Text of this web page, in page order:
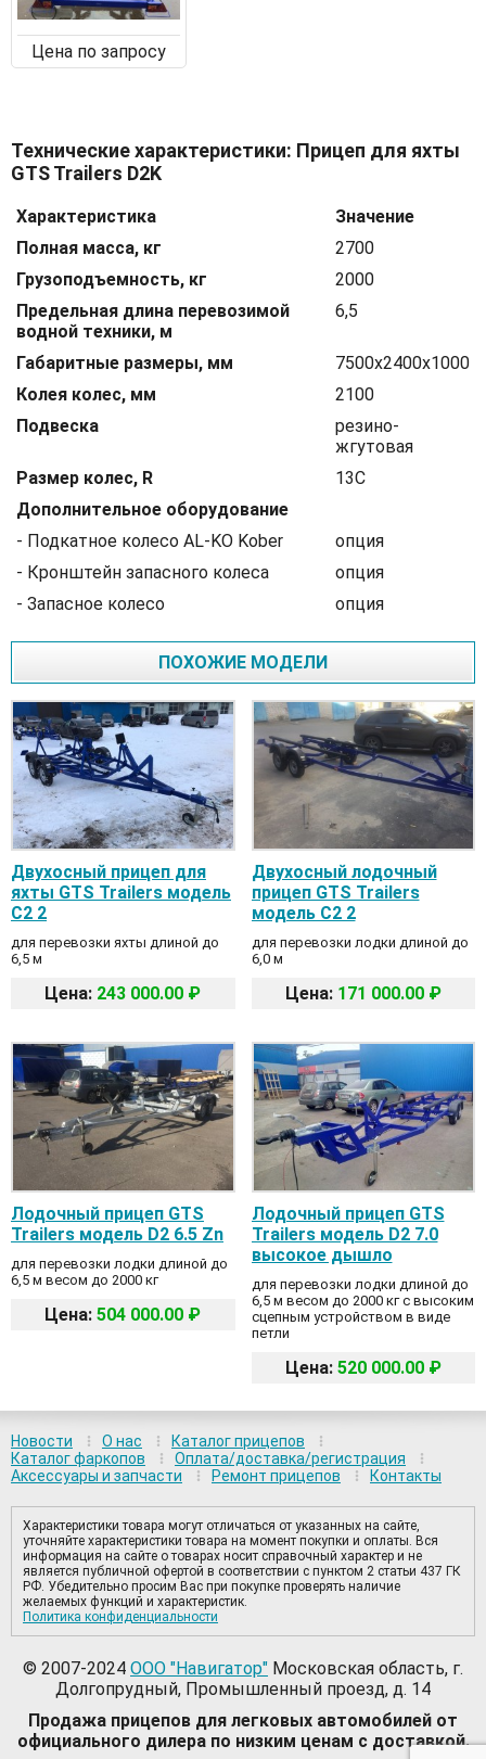
Цена по запросу
Технические характеристики: Прицеп для яхты
GTS Trailers D2K
Характеристика
Значение
Полная масса, кг
2700
Грузоподъемность, кг
2000
Предельная длина перевозимой
водной техники, м
6,5
Габаритные размеры, мм
7500х2400х1000
Колея колес, мм
2100
Подвеска
резино-
жгутовая
Размер колес, R
13С
Дополнительное оборудование
- Подкатное колесо AL-KO Kober
опция
- Кронштейн запасного колеса
опция
- Запасное колесо
опция
ПОХОЖИЕ МОДЕЛИ
Двухосный прицеп для
яхты GTS Trailers модель
C2 2
для перевозки яхты длиной до
6,5 м
Цена: 243 000.00 ₽
Двухосный лодочный
прицеп GTS Trailers
модель C2 2
для перевозки лодки длиной до
6,0 м
Цена: 171 000.00 ₽
Лодочный прицеп GTS
Trailers модель D2 6.5 Zn
для перевозки лодки длиной до
6,5 м весом до 2000 кг
Цена:504 000.00 ₽
Лодочный прицеп GTS
Trailers модель D2 7.0
высокое дышло
для перевозки лодки длиной до
6,5 м весом до 2000 кг с высоким
сцепным устройством в виде
петли
Цена: 520 000.00 ₽
Новости О нас
Каталог прицепов
Каталог фаркопов
Оплата/доставка/регистрация
Аксессуары и запчасти
Ремонт прицепов Контакты
Характеристики товара могут отличаться от указанных на сайте,
уточняйте характеристики товара на момент покупки и оплаты. Вся
информация на сайте о товарах носит справочный характер и не
является публичной офертой в соответствии с пунктом 2 статьи 437 ГК
РФ. Убедительно просим Вас при покупке проверять наличие
желаемых функций и характеристик.
Политика конфиденциальности
© 2007-2024 ООО "Навигатор" Московская область, г.
Долгопрудный, Промышленный проезд, д. 14
Продажа прицепов для легковых автомобилей от
официального дилера по низким ценам с доставкой.